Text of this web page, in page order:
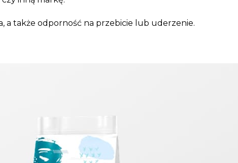
a także odporność na przebicie lub uderzenie.